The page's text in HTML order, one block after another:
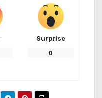
Surprise
0